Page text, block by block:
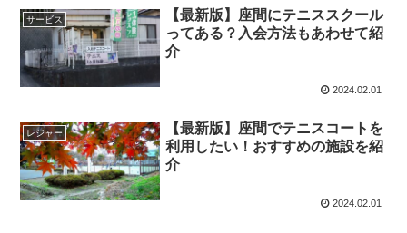
サービス
【最新版】座間にテニススクール
ってある？入会方法もあわせて紹
介
2024.02.01
レジャー
【最新版】座間でテニスコートを
利用したい！おすすめの施設を紹
介
2024.02.01